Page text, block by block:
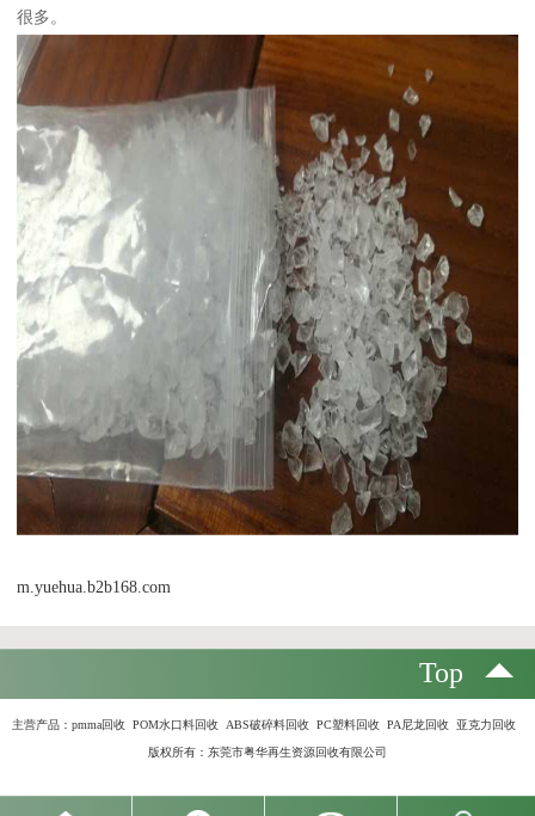
很多。
m.yuehua.b2b168.com
Top
主营产品： pmma回收 POM水口料回收 ABS破碎料回收 PC塑料回收 PA尼龙回收 亚克力回收
版权所有：东莞市粤华再生资源回收有限公司